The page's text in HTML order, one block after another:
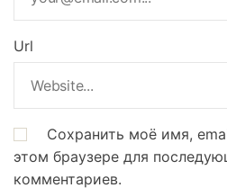
Url
Сохранить моё имя,
этом браузере для
комментариев.